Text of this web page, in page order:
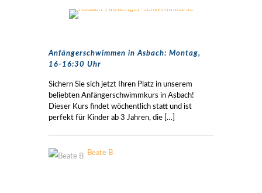
Anfängerschwimmen in Asbach: Montag,
16-16:30 Uhr
Sichern Sie sich jetzt Ihren Platz in unserem
beliebten Anfängerschwimmkurs in Asbach!
Dieser Kurs findet wöchentlich statt und ist
perfekt für Kinder ab 3 Jahren, die […]
Beate B